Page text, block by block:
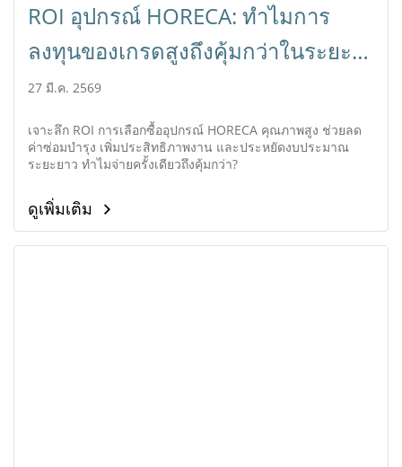
ROI อุปกรณ์ HORECA: ทำไมการ
ลงทุนของเกรดสูงถึงคุ้มกว่าในระยะ
ยาว
27 มี.ค. 2569
เจาะลึก ROI การเลือกซื้ออุปกรณ์ HORECA คุณภาพสูง ช่วยลด
ค่าซ่อมบำรุง เพิ่มประสิทธิภาพงาน และประหยัดงบประมาณ
ระยะยาว ทำไมจ่ายครั้งเดียวถึงคุ้มกว่า?
ดูเพิ่มเติม